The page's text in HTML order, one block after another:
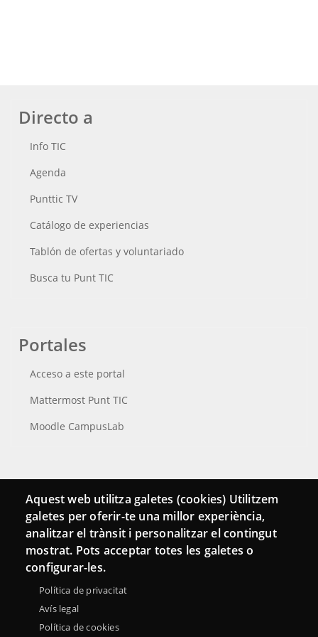
Directo a
Info TIC
Agenda
Punttic TV
Catálogo de experiencias
Tablón de ofertas y voluntariado
Busca tu Punt TIC
Portales
Acceso a este portal
Mattermost Punt TIC
Moodle CampusLab
Conecta
Contacto
Hemeroteca
Aquest web utilitza galetes (cookies) Utilitzem
galetes per oferir-te una millor experiència,
analitzar el trànsit i personalitzar el contingut
mostrat. Pots acceptar totes les galetes o
configurar-les.
Política de privacitat
Avís legal
Política de cookies